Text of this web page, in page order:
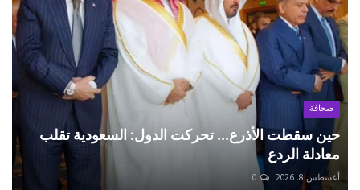
صحافة
حين سقطت الأذرع... تحركت الدول: السعودية تقلب
معادلة الردع
أغسطس 8, 2026 0